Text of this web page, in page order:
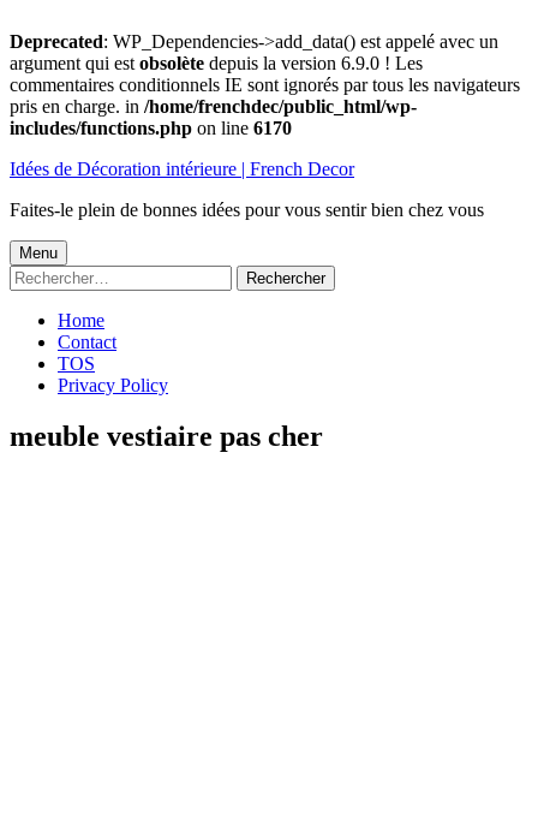
Deprecated: WP_Dependencies->add_data() est appelé avec un
argument qui est obsolète depuis la version 6.9.0 ! Les
commentaires conditionnels IE sont ignorés par tous les navigateurs
pris en charge. in /home/frenchdec/public_html/wp-
includes/functions.php on line 6170
au
Idées de Décoration intérieure | French Decor
Faites-le plein de bonnes idées pour vous sentir bien chez vous
Menu
principal
Menu
Rechercher :
Home
Contact
TOS
Privacy Policy
meuble vestiaire pas cher